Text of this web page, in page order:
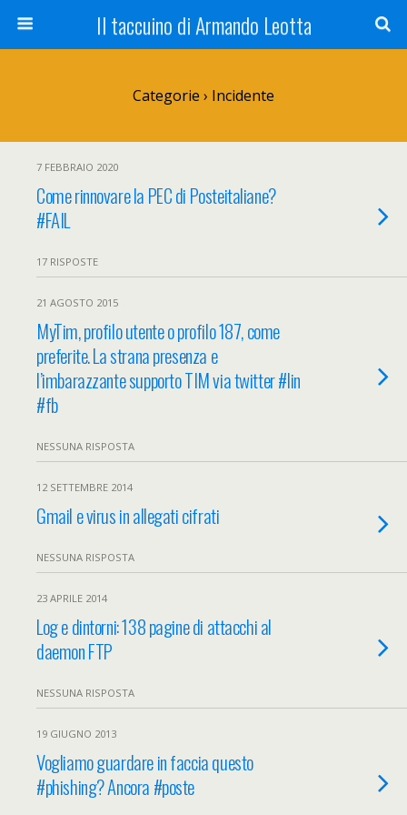
Il taccuino di Armando Leotta
Categorie › Incidente
7 FEBBRAIO 2020
Come rinnovare la PEC di Posteitaliane?
#FAIL
17 RISPOSTE
21 AGOSTO 2015
MyTim, profilo utente o profilo 187, come
preferite. La strana presenza e
l’imbarazzante supporto TIM via twitter #lin
#fb
NESSUNA RISPOSTA
12 SETTEMBRE 2014
Gmail e virus in allegati cifrati
NESSUNA RISPOSTA
23 APRILE 2014
Log e dintorni: 138 pagine di attacchi al
daemon FTP
NESSUNA RISPOSTA
19 GIUGNO 2013
Vogliamo guardare in faccia questo
#phishing? Ancora #poste